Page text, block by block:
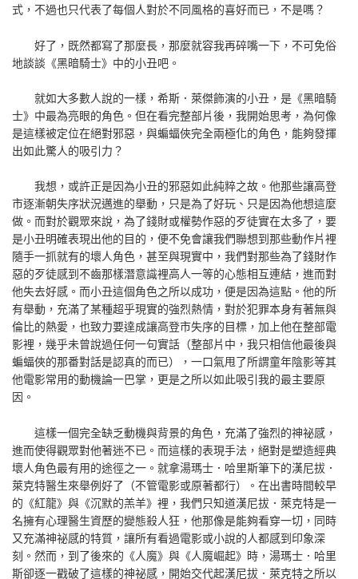
式，不過也只代表了每個人對於不同風格的喜好而已，不是嗎？
好了，既然都寫了那麼長，那麼就容我再碎嘴一下，不可免俗
地談談《黑暗騎士》中的小丑吧。
就如大多數人說的一樣，希斯．萊傑飾演的小丑，是《黑暗騎
士》中最為亮眼的角色。但在看完整部片後，我開始思考，為何像
是這樣被定位在絕對邪惡，與蝙蝠俠完全兩極化的角色，能夠發揮
出如此驚人的吸引力？
我想，或許正是因為小丑的邪惡如此純粹之故。他那些讓高登
市逐漸朝失序狀況邁進的舉動，只是為了好玩、只是因為他想這麼
做。而對於觀眾來說，為了錢財或權勢作惡的歹徒實在太多了，要
是小丑明確表現出他的目的，便不免會讓我們聯想到那些動作片裡
隨手一抓就有的壞人角色，甚至與現實中，我們對那些為了錢財作
惡的歹徒感到不齒那樣潛意識裡高人一等的心態相互連結，進而對
他失去好感。而小丑這個角色之所以成功，便是因為這點。他的所
有舉動，充滿了某種超乎現實的強烈熱情，對於犯罪本身有著無與
倫比的熱愛，也致力要達成讓高登市失序的目標，加上他在整部電
影裡，幾乎未曾說過任何一句實話（整部片中，我只相信他最後與
蝙蝠俠的那番對話是認真的而已），一口氣甩了所謂童年陰影等其
他電影常用的動機論一巴掌，更是之所以如此吸引我的最主要原
因。
這樣一個完全缺乏動機與背景的角色，充滿了強烈的神祕感，
進而使得觀眾對他著迷不已。而這樣的表現手法，絕對是塑造經典
壞人角色最有用的途徑之一。就拿湯瑪士．哈里斯筆下的漢尼拔．
萊克特醫生來舉例好了（不管電影或原著都行）。在出書時間較早
的《紅龍》與《沉默的羔羊》裡，我們只知道漢尼拔．萊克特是一
名擁有心理醫生資歷的變態殺人狂，他那像是能夠看穿一切，同時
又充滿神祕感的特質，讓所有看過電影或小說的人都感到印象深
刻。然而，到了後來的《人魔》與《人魔崛起》時，湯瑪士．哈里
斯卻逐一戳破了這樣的神祕感，開始交代起漢尼拔．萊克特之所以